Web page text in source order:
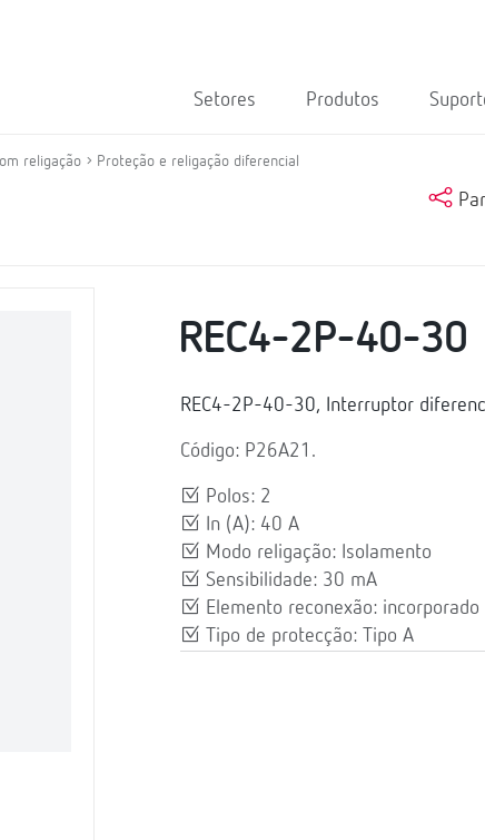
Setores Produtos
religação Proteção e religação diferencial
REC4-2P-40-30
REC4-2P-40-30, Interruptor
Código: P26A21.
Polos: 2
In (A): 40 A
Modo religação: Isolamento
Sensibilidade: 30 mA
Elemento reconexão: incorporado
Tipo de protecção: Tipo A